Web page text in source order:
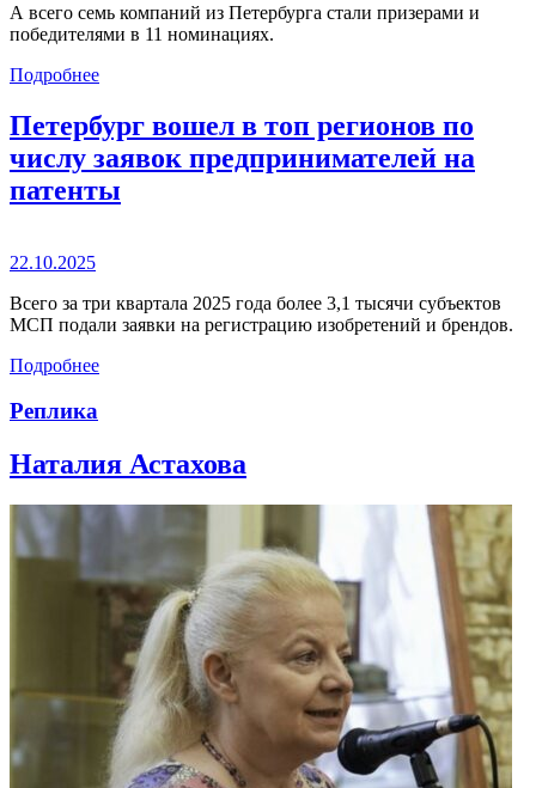
А всего семь компаний из Петербурга стали призерами и
победителями в 11 номинациях.
Подробнее
Петербург вошел в топ регионов по
числу заявок предпринимателей на
патенты
22.10.2025
Всего за три квартала 2025 года более 3,1 тысячи субъектов
МСП подали заявки на регистрацию изобретений и брендов.
Подробнее
Реплика
Наталия Астахова